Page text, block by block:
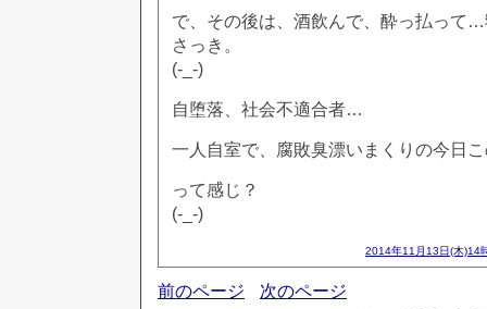
で、その後は、酒飲んで、酔っ払って
さっき。
(-_-)
自堕落、社会不適合者…
一人自室で、腐敗臭漂いまくりの今日
って感じ？
(-_-)
2014年11月13日(木)14
前のページ
次のページ